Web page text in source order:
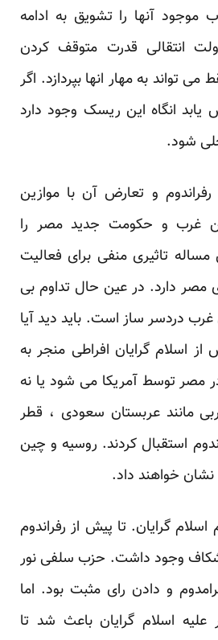
موجود آنها را تشویق به ادامه
انتقالی قدرت متوقف کردن
می تواند به مهار انها بپردازد. اگر
انگاه این ریسک وجود دارد
شود.
و تعارض آن با موازین
غرب و حکومت جدید مصر را
تاثیری منفی برای فعالیت
مصر دارد. در عین حال تداوم بی
غرب دردسر ساز است. باید دید آیا
از اسلام گرایان افراطی منجر به
مصر توسط آمریکا می شود یا نه
مانند عربستان سعودی ، قطر
استقبال کردند. روسیه و چین
خواهند داد.
گرایان. تا پیش از رفراندوم
شکاف وجود داشت. حزب سلفی نور
و دادن رای مثبت بود. اما
اسلام گرایان باعث شد تا